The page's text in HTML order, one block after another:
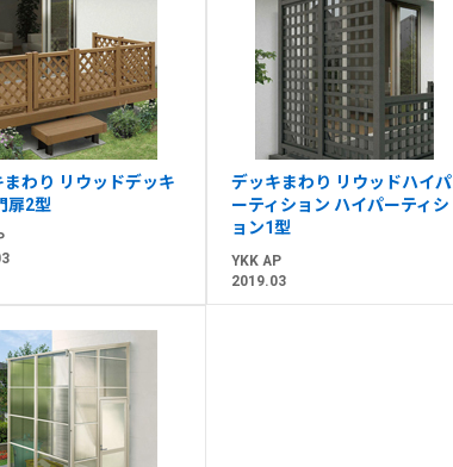
まわり リウッドデッキ
扉2型
デッキまわり リウッドハイパ
ーティション ハイパーティシ
ョン1型
YKK AP
2019.03